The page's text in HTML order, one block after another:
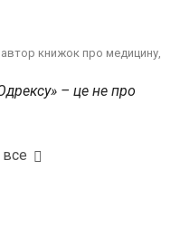
автор книжок про медицину,
– це не про